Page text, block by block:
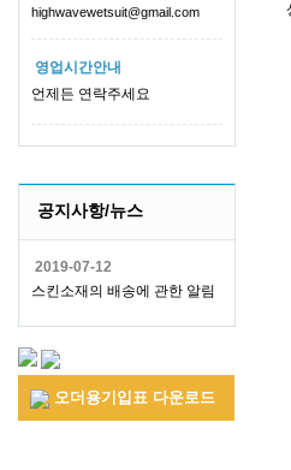
highwavewetsuit@gmail.com
영업시간안내
언제든 연락주세요
공지사항/뉴스
2019-07-12
스킨소재의 배송에 관한 알림
오더용기입표 다운로드